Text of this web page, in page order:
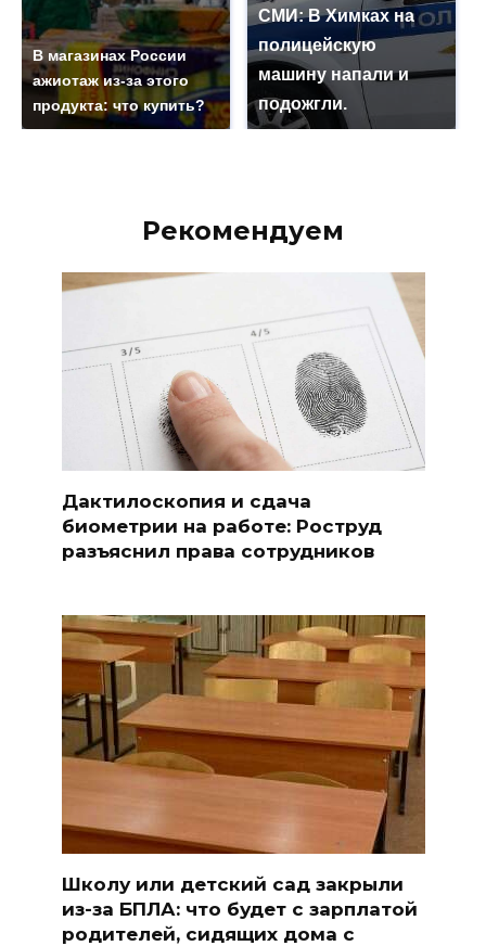
В магазинах России
ажиотаж из-за этого
продукта: что купить?
СМИ: В Химках на
полицейскую
машину напали и
подожгли.
Рекомендуем
Дактилоскопия и сдача
биометрии на работе: Роструд
разъяснил права сотрудников
Школу или детский сад закрыли
из-за БПЛА: что будет с зарплатой
родителей, сидящих дома с